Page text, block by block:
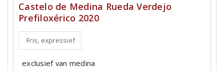
Castelo de Medina Rueda Verdejo
Prefiloxérico 2020
Fris, expressief
exclusief van medina